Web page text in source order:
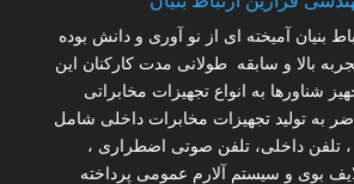
بنیان آمیخته ای از نو آوری و دانش بوده
بالا و سابقه طولانی مدت کارکنان این
شناورها به انواع تجهیزات مخابراتی
به تولید تجهیزات مخابرات داخلی شامل
، تلفن داخلی، تلفن صوتی اضطراری ،
بوی و سیستم آلارم عمومی پرداخته